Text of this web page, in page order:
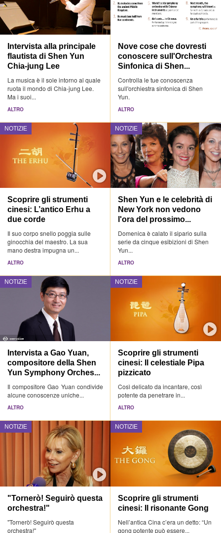
Intervista alla principale
flautista di Shen Yun
Chia-jung Lee
La musica è il sole intorno al quale
ruota il mondo di Chia-jung Lee.
Ma i suoi...
ALTRO
Nove cose che dovresti
conoscere sull'Orchestra
Sinfonica di Shen...
Controlla le tue conoscenza
sull'orchiestra sinfonica di Shen
Yun.
ALTRO
NOTIZIE
Scoprire gli strumenti
cinesi: L’antico Erhu a
due corde
Il suo corpo snello poggia sulle
ginocchia del maestro. La sua
mano destra impugna un...
ALTRO
NOTIZIE
Shen Yun e le celebrità di
New York non vedono
l'ora del prossimo...
Domenica è calato il sipario sulla
serie da cinque esibizioni di Shen
Yun...
ALTRO
NOTIZIE
Intervista a Gao Yuan,
compositore della Shen
Yun Symphony Orches...
Il compositore Gao Yuan condivide
alcune conoscenze uniche...
ALTRO
NOTIZIE
Scoprire gli strumenti
cinesi: Il celestiale Pipa
pizzicato
Così delicato da incantare, così
potente da penetrare in...
ALTRO
NOTIZIE
"Tornerò! Seguirò questa
orchestra!"
"Tornerò! Seguirò questa
orchestra!"
NOTIZIE
Scoprire gli strumenti
cinesi: Il risonante Gong
Nell’antica Cina c’era un detto: “Un
gong potente può essere...